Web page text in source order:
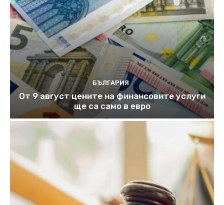
БЪЛГАРИЯ
От 9 август цените на финансовите услуги
ще са само в евро